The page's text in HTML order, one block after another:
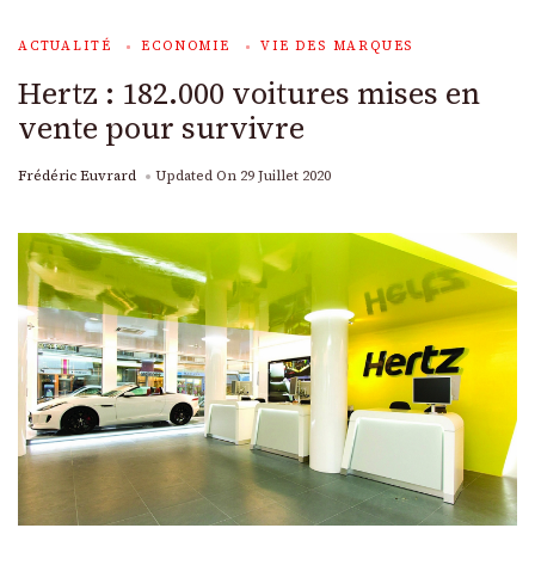
ACTUALITÉ ECONOMIE VIE DES MARQUES
Hertz : 182.000 voitures mises en
vente pour survivre
Frédéric Euvrard Updated On 29 Juillet 2020